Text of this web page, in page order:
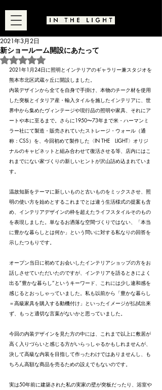
新ショールーム開設にあたって
2021年3月2日
5つ星のうちNaNと評価されています。
2021年1月24日に照明とインテリアのギャラリー兼スタジオを
熊本市北区武蔵ヶ丘に開設しました。
内装デザインから全てを自身で手掛け、本物のチーク材を使用
した突板とイタリア産・輸入タイルを施したインテリアに、世
界中から集めたヴィンテージや現行品の照明や家具、それにア
ートや本に至るまで。さらに1950〜73年まで米・ハーマンミ
ラー社にて製造・販売されていたストレージ・ウォール（通
称：CSS）を、今回初めて製作した〈IN THE　LIGHT〉オリジ
ナルのキャビネットと組み合わせて復活させる等、店内にはこ
れまでにない家づくりの新しいヒントが沢山詰め込まれていま
す。
温故知新をテーマに新しいものと古いものをミックスさせ、照
明の使い方を始めとするこれまでとは違う生活様式の提案も含
め、インテリアデザインの枠を超えたライフスタイルそのもの
を表現しました。単なるお洒落な空間づくりではない、「本当
に豊かな暮らしとは何か」という問いに対する私なりの回答を
示したつもりです。
オープン当日に初めてお会いしたインテリアショップの方をお
話しさせていただいたのですが、インテリアを語るときによく
出る”豊かな暮らし”というキーワード、これには少し違和感を
感じるとおっしゃっていました。私も以前から「豊かな暮らし
＝高級家具を購入する動機付け」といったイメージが払拭出来
ず、もっと適切な言葉がないかと思っていました。
今回の内装デザインを見た方の中には、これまで以上に敷居が
高く入りづらいと感じる方がいらっしゃるかもしれませんが、
決して高級な内装を目指して作ったわけではありませんし、も
ちろん高額な商品を売るための設えでもないのです。
実は50年前に建築された私の実家の壁が突板だったり、浴室や